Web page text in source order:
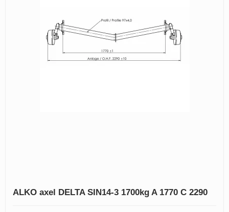
ALKO axel DELTA SIN14-3 1700kg A 1770 C 2290